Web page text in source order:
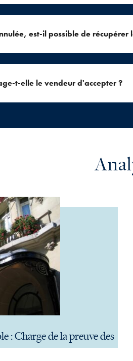
est-il possible de récupérer
t-elle le vendeur d'accepter ?
: Charge de la preuve des